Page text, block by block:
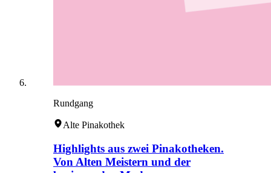
Rundgang
Alte Pinakothek
Highlights aus zwei Pinakotheken.
Von Alten Meistern und der